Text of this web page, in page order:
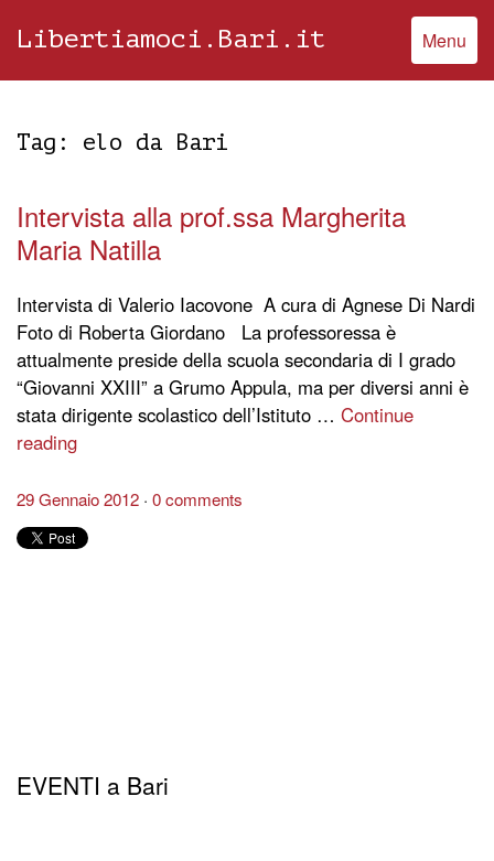
Libertiamoci.Bari.it Menu
Tag: elo da Bari
Intervista alla prof.ssa Margherita
Maria Natilla
Intervista di Valerio Iacovone A cura di Agnese Di Nardi
Foto di Roberta Giordano La professoressa è
attualmente preside della scuola secondaria di I grado
“Giovanni XXIII” a Grumo Appula, ma per diversi anni è
stata dirigente scolastico dell’Istituto … Continue
reading
29 Gennaio 2012 0 comments
EVENTI a Bari